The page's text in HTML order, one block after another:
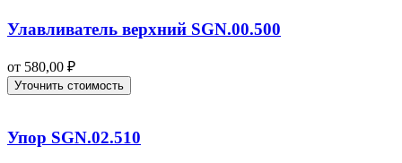
Улавливатель верхний SGN.00.500
от 580,00 ₽
Уточнить стоимость
Упор SGN.02.510